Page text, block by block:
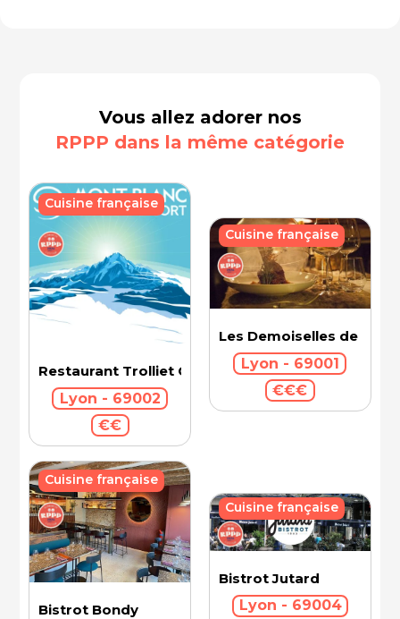
Vous allez adorer nos
RPPP dans la même catégorie
Restaurant Trolliet Grand Hotel Dieu
Lyon - 69002
€€
Cuisine française
Les Demoiselles de
Lyon - 69001
€€€
Cuisine française
Bistrot Bondy
Cuisine française
Bistrot Jutard
Lyon - 69004
Cuisine française